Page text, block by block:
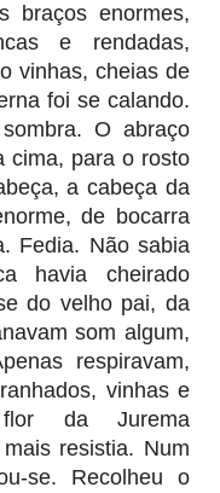
braços enormes,
e rendadas,
vinhas, cheias de
foi se calando.
O abraço
cima, para o rosto
a cabeça da
de bocarra
Fedia. Não sabia
havia cheirado
do velho pai, da
som algum,
respiravam,
vinhas e
da Jurema
resistia. Num
se. Recolheu o